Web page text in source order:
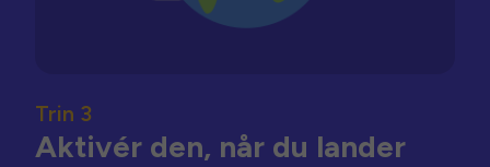
Trin 3
Aktivér den, når du lander